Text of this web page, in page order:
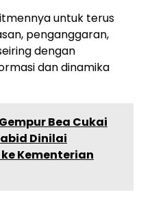
untuk terus
penganggaran,
dengan
dan dinamika
Bea Cukai
Dinilai
Kementerian